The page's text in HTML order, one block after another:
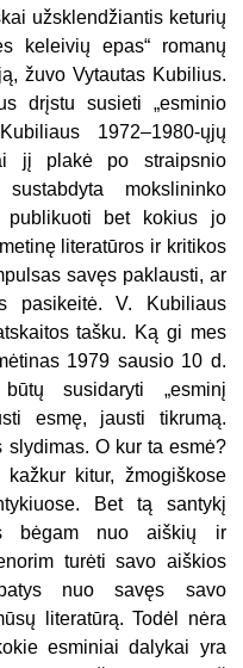
užsklendžiantis keturių
keleivių epas“ romanų
žuvo Vytautas Kubilius.
drįstu susieti „esminio
1972–1980-ųjų
jį plakė po straipsnio
mokslininko
publikuoti bet kokius jo
literatūros ir kritikos
savęs paklausti, ar
pasikeitė. V. Kubiliaus
tašku. Ką gi mes
1979 sausio 10 d.
susidaryti „esminį
esmę, jausti tikrumą.
O kur ta esmė?
kitur, žmogiškose
Bet tą santykį
bėgam nuo aiškių ir
turėti savo aiškios
nuo savęs savo
literatūrą. Todėl nėra
esminiai dalykai yra